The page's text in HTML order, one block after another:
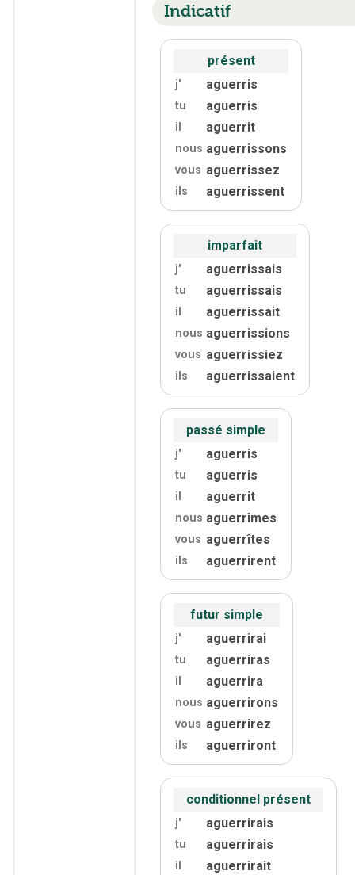
Indicatif
présent
j' aguerris
tu aguerris
il aguerrit
nous aguerrissons
vous aguerrissez
ils aguerrissent
imparfait
j' aguerrissais
tu aguerrissais
il aguerrissait
nous aguerrissions
vous aguerrissiez
ils aguerrissaient
passé simple
j' aguerris
tu aguerris
il aguerrit
nous aguerrîmes
vous aguerrîtes
ils aguerrirent
futur simple
j' aguerrirai
tu aguerriras
il aguerrira
nous aguerrirons
vous aguerrirez
ils aguerriront
conditionnel présent
j' aguerrirais
tu aguerrirais
il aguerrirait